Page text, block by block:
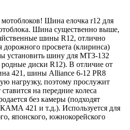
Шина елочка r12 для
Шина существенно выше,
шины R12, отлично
дорожного просвета (клиринса)
установить шину для МТЗ-132
родные диски R12). В отличие от
421, шины Аlliance 6-12 PR8
нагрузку, поэтому прослужит
на передние колеса
без камеры (подходят
421 и т.д.). Используется для
японского, южнокорейского